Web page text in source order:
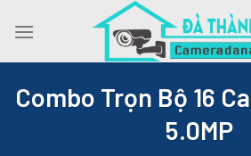
Combo Trọn Bộ 16
5.0MP